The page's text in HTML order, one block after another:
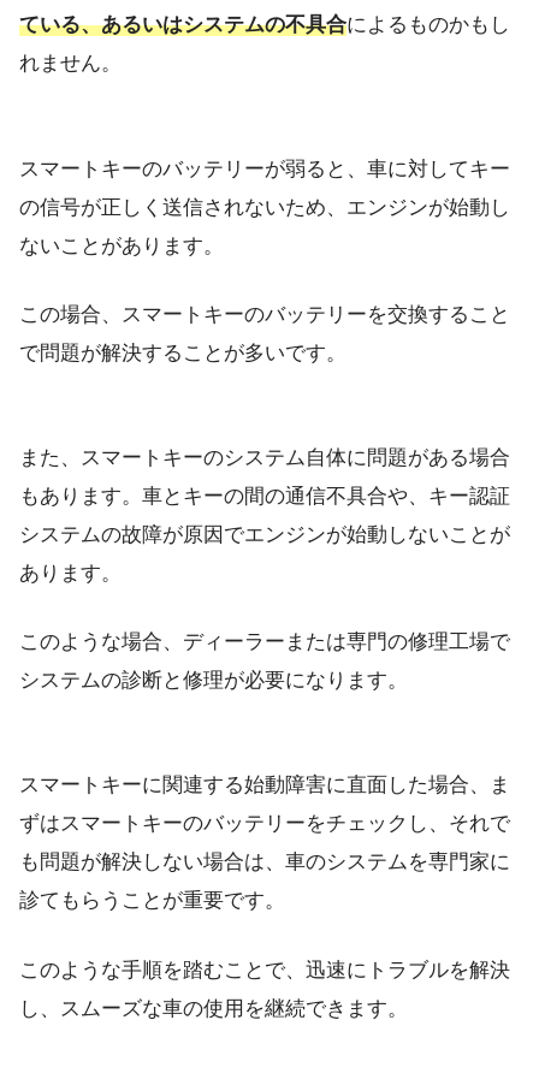
ている、あるいはシステムの不具合によるものかもし
れません。
スマートキーのバッテリーが弱ると、車に対してキー
の信号が正しく送信されないため、エンジンが始動し
ないことがあります。
この場合、スマートキーのバッテリーを交換すること
で問題が解決することが多いです。
また、スマートキーのシステム自体に問題がある場合
もあります。車とキーの間の通信不具合や、キー認証
システムの故障が原因でエンジンが始動しないことが
あります。
このような場合、ディーラーまたは専門の修理工場で
システムの診断と修理が必要になります。
スマートキーに関連する始動障害に直面した場合、ま
ずはスマートキーのバッテリーをチェックし、それで
も問題が解決しない場合は、車のシステムを専門家に
診てもらうことが重要です。
このような手順を踏むことで、迅速にトラブルを解決
し、スムーズな車の使用を継続できます。